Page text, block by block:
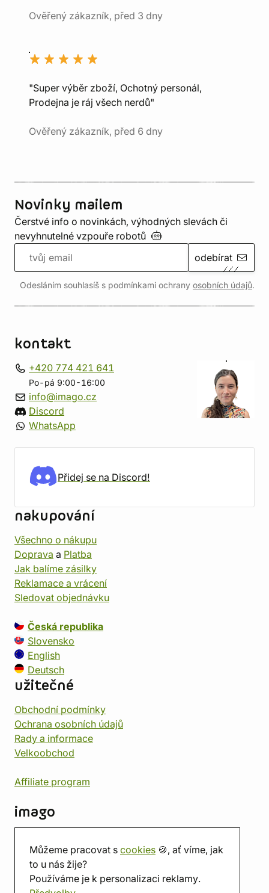
Můžeme pracovat s cookies 🍪, ať víme, jak
to u nás žije?
Používáme je k personalizaci reklamy.
Ověřený zákazník, před 3 dny
"Super výběr zboží, Ochotný personál,
Prodejna je ráj všech nerdů"
Ověřený zákazník, před 6 dny
Novinky mailem
Čerstvé info o novinkách, výhodných slevách či
nevyhnutelné vzpouře robotů
odebírat
Odesláním souhlasíš s podmínkami ochrany osobních údajů.
kontakt
+420 774 421 641
Po-pá 9:00-16:00
info@imago.cz
Discord
WhatsApp
Přidej se na Discord!
nakupování
Všechno o nákupu
Doprava a Platba
Jak balíme zásilky
Reklamace a vrácení
Sledovat objednávku
Česká republika
Slovensko
English
Deutsch
užitečné
Obchodní podmínky
Ochrana osobních údajů
Rady a informace
Velkoobchod
Affiliate program
imago
Prodejna
Herna
O nás